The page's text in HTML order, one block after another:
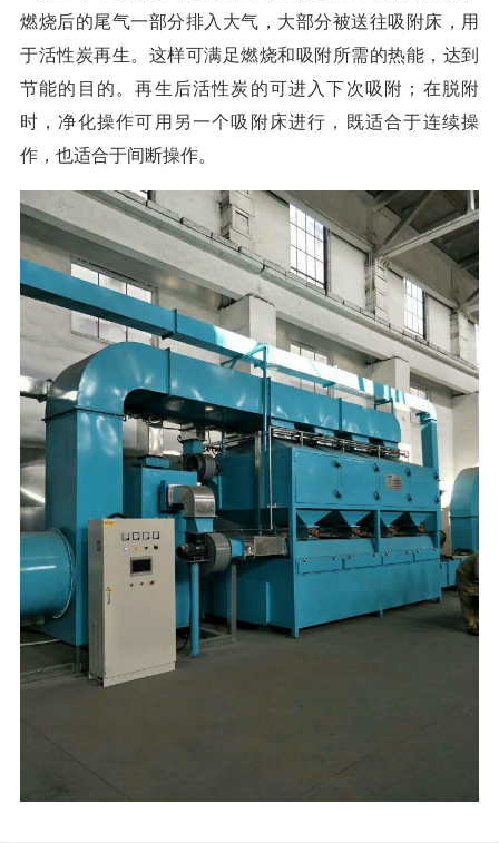
燃烧后的尾气一部分排入大气，大部分被送往吸附床，用
于活性炭再生。这样可满足燃烧和吸附所需的热能，达到
节能的目的。再生后活性炭的可进入下次吸附；在脱附
时，净化操作可用另一个吸附床进行，既适合于连续操
作，也适合于间断操作。